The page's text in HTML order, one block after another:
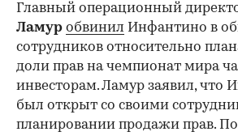
Главный операционный
Ламур обвинил Инфантино в
сотрудников относительно
доли прав на чемпионат мира
инвесторам. Ламур заявил, что
был открыт со своими
планировании продажи прав. По